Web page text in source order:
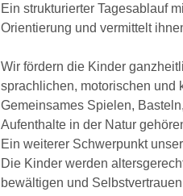
Ein strukturierter Tagesablauf
Orientierung und vermittelt
Wir fördern die Kinder
sprachlichen, motorischen und
Gemeinsames Spielen,
Aufenthalte in der Natur
Ein weiterer Schwerpunkt
Die Kinder werden
bewältigen und